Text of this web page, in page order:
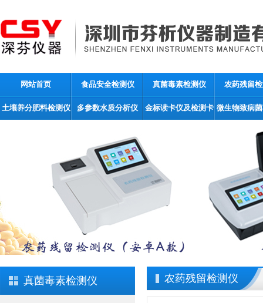
网站首页 食品安全检测仪 真菌毒素检测仪 农药残留
土壤养分肥料检测仪 多参数水质分析仪 金标读卡仪及检测卡 微生物致病
真菌毒素检测仪 农药残留检测仪